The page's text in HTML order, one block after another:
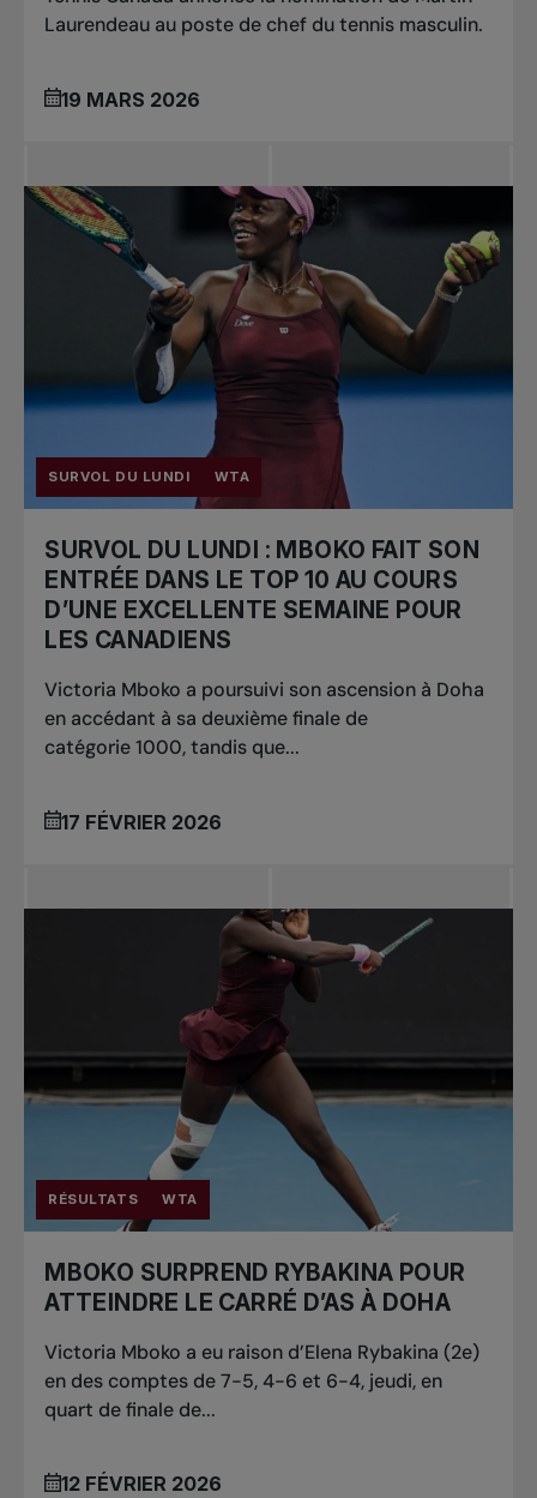
Laurendeau au poste de chef du tennis masculin.
19 MARS 2026
SURVOL DU LUNDI WTA
SURVOL DU LUNDI : MBOKO FAIT SON
ENTRÉE DANS LE TOP 10 AU COURS
D’UNE EXCELLENTE SEMAINE POUR
LES CANADIENS
Victoria Mboko a poursuivi son ascension à Doha
en accédant à sa deuxième finale de
catégorie 1000, tandis que...
17 FÉVRIER 2026
RÉSULTATS WTA
MBOKO SURPREND RYBAKINA POUR
ATTEINDRE LE CARRÉ D’AS À DOHA
Victoria Mboko a eu raison d’Elena Rybakina (2e)
en des comptes de 7-5, 4-6 et 6-4, jeudi, en
quart de finale de...
12 FÉVRIER 2026